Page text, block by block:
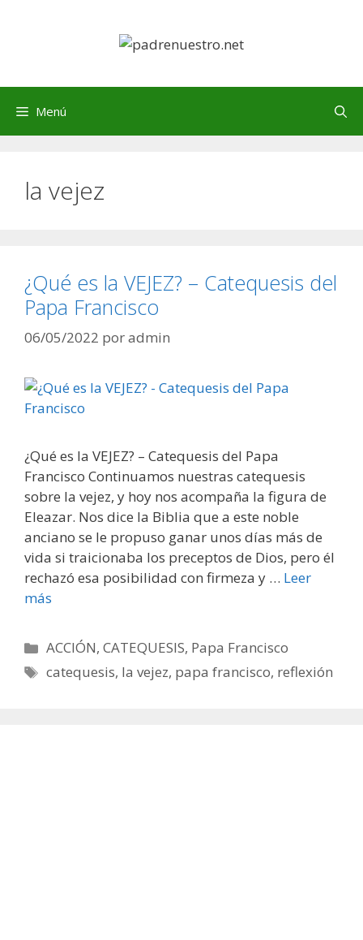
Menú
la vejez
¿Qué es la VEJEZ? – Catequesis del
Papa Francisco
06/05/2022 poradmin
¿Qué es la VEJEZ? – Catequesis del Papa
Francisco Continuamos nuestras catequesis
sobre la vejez, y hoy nos acompaña la figura de
Eleazar. Nos dice la Biblia que a este noble
anciano se le propuso ganar unos días más de
vida si traicionaba los preceptos de Dios, pero él
rechazó esa posibilidad con firmeza y … Leer
más
Categorías
ACCIÓN,CATEQUESIS, Papa Francisco
Etiquetas
catequesis, la vejez, papa francisco, reflexión